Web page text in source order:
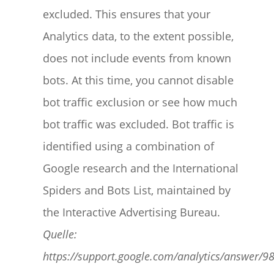
excluded. This ensures that your
Analytics data, to the extent possible,
does not include events from known
bots. At this time, you cannot disable
bot traffic exclusion or see how much
bot traffic was excluded. Bot traffic is
identified using a combination of
Google research and the International
Spiders and Bots List, maintained by
the Interactive Advertising Bureau.
Quelle:
https://support.google.com/analytics/answer/